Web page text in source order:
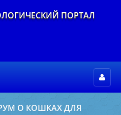
ПОРТАЛ
О КОШКАХ ДЛЯ